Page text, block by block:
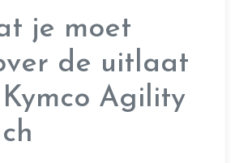
je moet
de uitlaat
Agility